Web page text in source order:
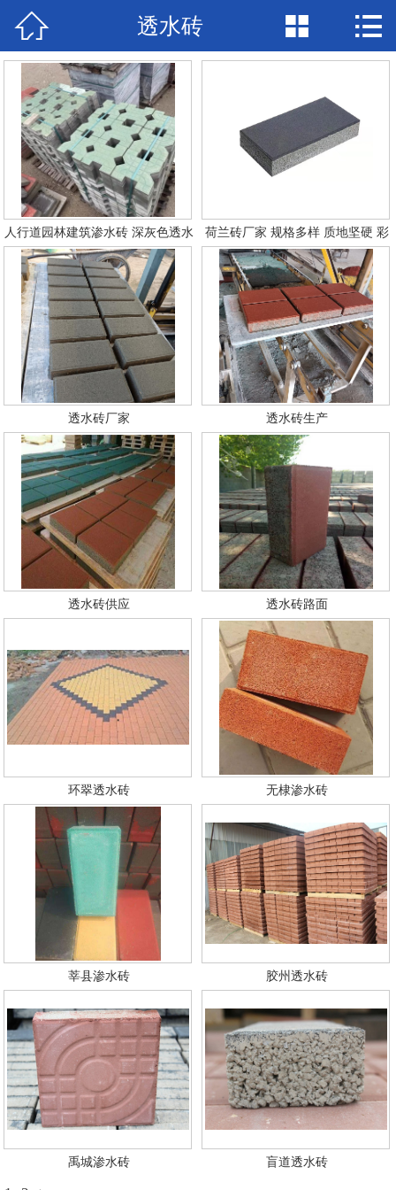
网站首页
新闻中心
检验报告
视频中心
在线留言
联系我们
 透水砖  
人行道园林建筑渗水砖 深灰色透水
砖 耐腐蚀强抗压 彩色面包砖
荷兰砖厂家 规格多样 质地坚硬 彩
色面包砖 应用场景广
透水砖厂家 透水砖生产
透水砖供应 透水砖路面
环翠透水砖 无棣渗水砖
莘县渗水砖 胶州透水砖
禹城渗水砖 盲道透水砖